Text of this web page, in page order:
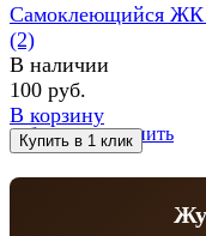
избранное сравнить
Самоклеющийся ЖК
(2)
В наличии
100 руб.
В корзину